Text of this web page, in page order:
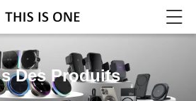
Des Produits